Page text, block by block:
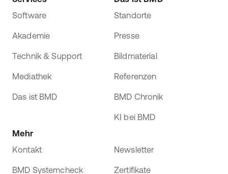
Software
Akademie
Technik & Support
Mediathek
Das ist BMD
Standorte
Presse
Bildmaterial
Referenzen
BMD Chronik
KI bei BMD
Mehr
Kontakt
Newsletter
BMD Systemcheck Zertifikate